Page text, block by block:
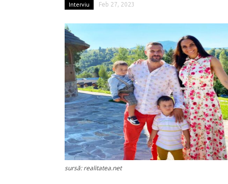
Interviu Feb 27, 2023
sursă: realitatea.net